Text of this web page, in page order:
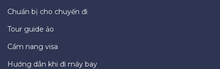
Chuẩn bị cho chuyến đi
Tour guide ảo
Cẩm nang visa
Hướng dẫn khi đi máy bay